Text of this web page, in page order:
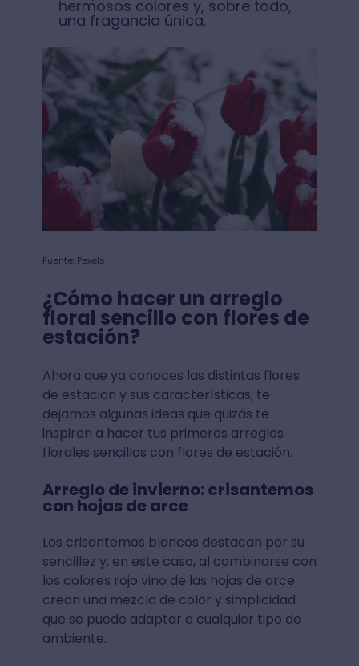
hermosos colores y, sobre todo,
una fragancia única.
Fuente: Pexels.
¿Cómo hacer un arreglo
floral sencillo con flores de
estación?
Ahora que ya conoces las distintas flores
de estación y sus características, te
dejamos algunas ideas que quizás te
inspiren a hacer tus primeros arreglos
florales sencillos con flores de estación.
Arreglo de invierno: crisantemos
con hojas de arce
Los crisantemos blancos destacan por su
sencillez y, en este caso, al combinarse con
los colores rojo vino de las hojas de arce
crean una mezcla de color y simplicidad
que se puede adaptar a cualquier tipo de
ambiente.